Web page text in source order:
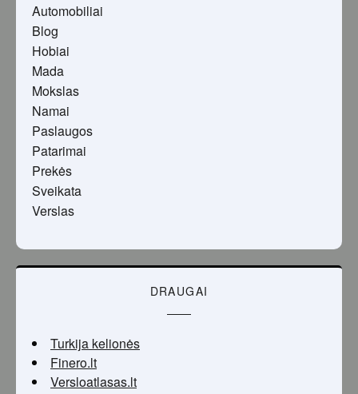
Automobiliai
Blog
Hobiai
Mada
Mokslas
Namai
Paslaugos
Patarimai
Prekės
Sveikata
Verslas
DRAUGAI
Turkija kelionės
Finero.lt
Versloatlasas.lt